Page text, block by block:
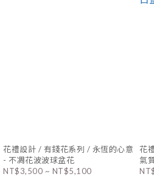
花禮設計 / 有錢花系列 / 永恆的心意
- 不凋花波波球盆花
NT$3,500 ~ NT$5,100
花
氣